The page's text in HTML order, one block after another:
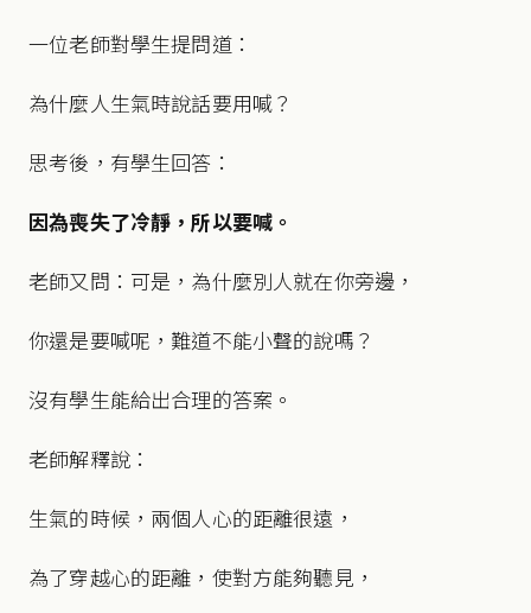
一位老師對學生提問道：
為什麼人生氣時說話要用喊？
思考後，有學生回答：
因為喪失了冷靜，所以要喊。
老師又問：可是，為什麼別人就在你旁邊，
你還是要喊呢，難道不能小聲的說嗎？
沒有學生能給出合理的答案。
老師解釋說：
生氣的時候，兩個人心的距離很遠，
為了穿越心的距離，使對方能夠聽見，